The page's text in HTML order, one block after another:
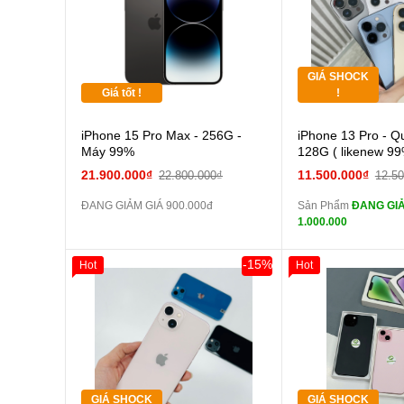
các Phụ Kiện Khác
Giá tốt !
iPhone 15 Pro Max - 256G -
Máy 99%
21.900.000₫ 22.800.000₫
ĐANG GIẢM GIÁ 900.000đ
GIÁ SHOCK
!
Tặng
màn
tai
Pin
các Phụ Kiện Khác
iPhone 13 Pro -
128G ( likenew
11.500.000₫
Sản Phẩm ĐANG
1.000.000
GIÁ SHOCK
Giảm 100.000đ
Khách Hàng
Tặng
-15%
Hot
GIÁ SHOCK
Giảm 100.000đ
Tặng
Hot